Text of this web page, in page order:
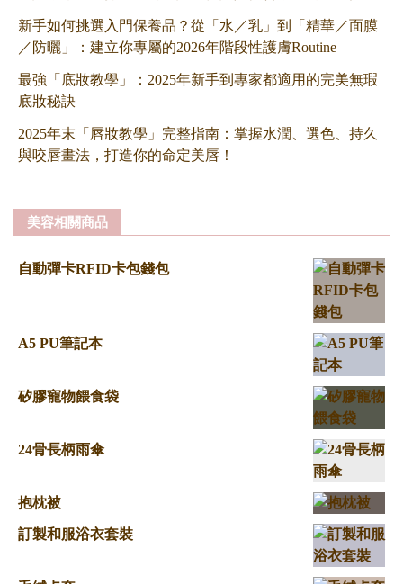
新手如何挑選入門保養品？從「水／乳」到「精華／面膜
／防曬」：建立你專屬的2026年階段性護膚Routine
最強「底妝教學」：2025年新手到專家都適用的完美無瑕
底妝秘訣
2025年末「唇妝教學」完整指南：掌握水潤、選色、持久
與咬唇畫法，打造你的命定美唇！
美容相關商品
自動彈卡RFID卡包錢包
A5 PU筆記本
矽膠寵物餵食袋
24骨長柄雨傘
抱枕被
訂製和服浴衣套裝